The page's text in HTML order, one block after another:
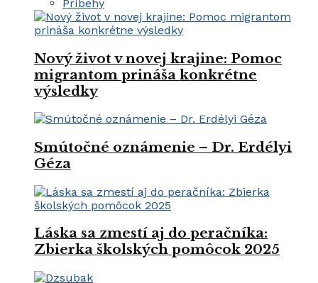
Príbehy
Nový život v novej krajine: Pomoc
migrantom prináša konkrétne
výsledky
Smútočné oznámenie – Dr. Erdélyi
Géza
Láska sa zmestí aj do peračníka:
Zbierka školských pomôcok 2025